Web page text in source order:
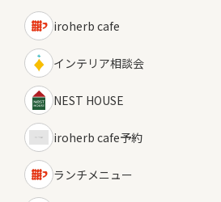
iroherb cafe
インテリア相談会
NEST HOUSE
iroherb cafe予約
ランチメニュー